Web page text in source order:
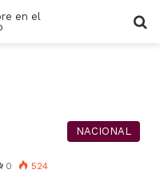
NACIONAL
0 524